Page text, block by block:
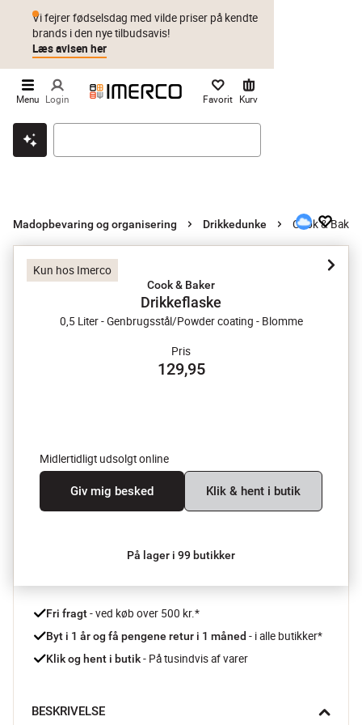
Klik & hent Byt i 1 år Prismatch
Vi fejrer fødselsdag med vilde priser på kendte
brands i den nye tilbudsavis!
Læs avisen her
Menu Login Favorit Kurv
Madopbevaring og organisering Drikkedunke Cook &
Kun hos Imerco
Cook & Baker
Drikkeflaske
0,5 Liter - Genbrugsstål/Powder coating - Blomme
Pris
129,95
Midlertidligt udsolgt online
Giv mig besked Klik & hent i butik
På lager i 99 butikker
Fri fragt - ved køb over 500 kr.*
Byt i 1 år og få pengene retur i 1 måned - i alle butikker*
Klik og hent i butik - På tusindvis af varer
BESKRIVELSE